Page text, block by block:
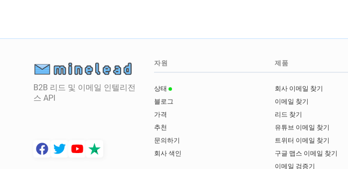
B2B 리드 및 이메일 인텔리전
스 API
자원
상태
블로그
가격
추천
문의하기
회사 색인
제품
회사 이메일 찾기
이메일 찾기
리드 찾기
유튜브 이메일 찾기
트위터 이메일 찾기
구글 맵스 이메일 찾기
이메일 검증기